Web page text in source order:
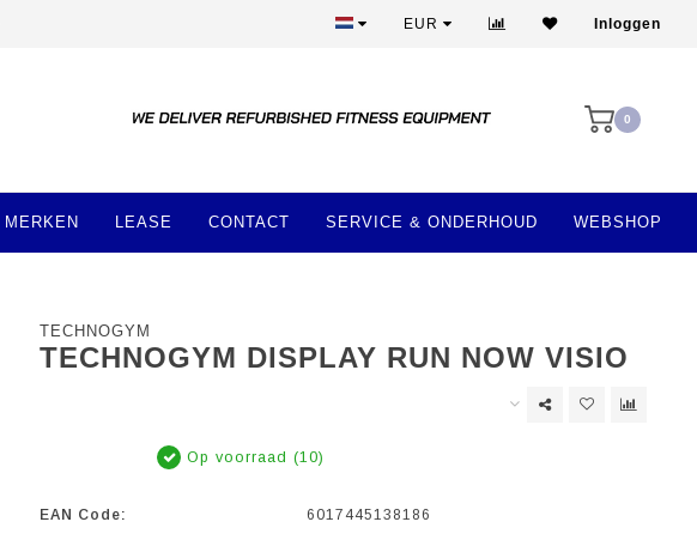
Meer dan 28 jaar ervaring
EUR Inloggen
0
MERKEN LEASE CONTACT SERVICE & ONDERHOUD WEBSHOP
TECHNOGYM
TECHNOGYM DISPLAY RUN NOW VISIO
Op voorraad (10)
EAN Code: 6017445138186